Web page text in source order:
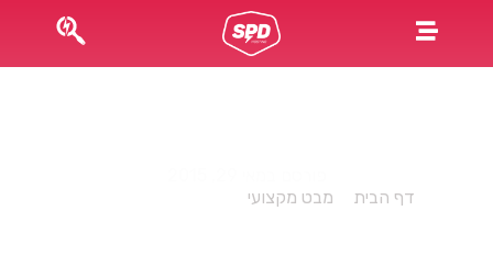
דף הבית
מבט מקצועי